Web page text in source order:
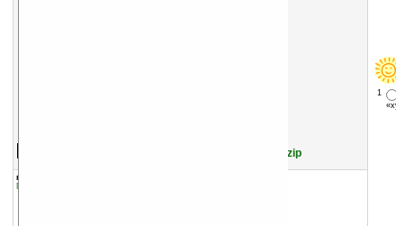
/files/themes/0000012910.zip
1
группы программы:
Графика